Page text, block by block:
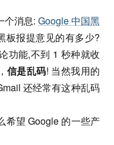
个消息: Google 中国黑
板报提意见的有多少?
功能,不到 1 秒种就收
信是乱码! 当然我用的
还经常有这种乱码
希望 Google 的一些产